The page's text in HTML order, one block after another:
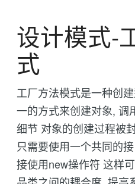
设计模式-
式
工厂方法模式是一种创
一的方式来创建对象, 调
细节 对象的创建过程被
只需要使用一个共同的
接使用new操作符 这样